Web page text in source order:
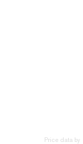
Price data by